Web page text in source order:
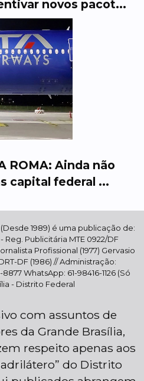
novos pacot...
ROMA: Ainda não
capital federal ...
(Desde 1989) é uma publicação de:
Reg. Publicitária MTE 0922/DF
Profissional (1977) Gervasio
DF (1986) // Administração:
WhatsApp: 61-98416-1126 (Só
- Distrito Federal
com assuntos de
da Grande Brasília,
respeito apenas aos
do Distrito